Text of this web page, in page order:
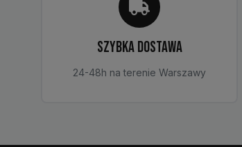
SZYBKA DOSTAWA
24-48h na terenie Warszawy